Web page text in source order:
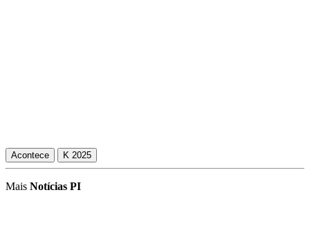
Acontece K 2025
Mais Notícias PI